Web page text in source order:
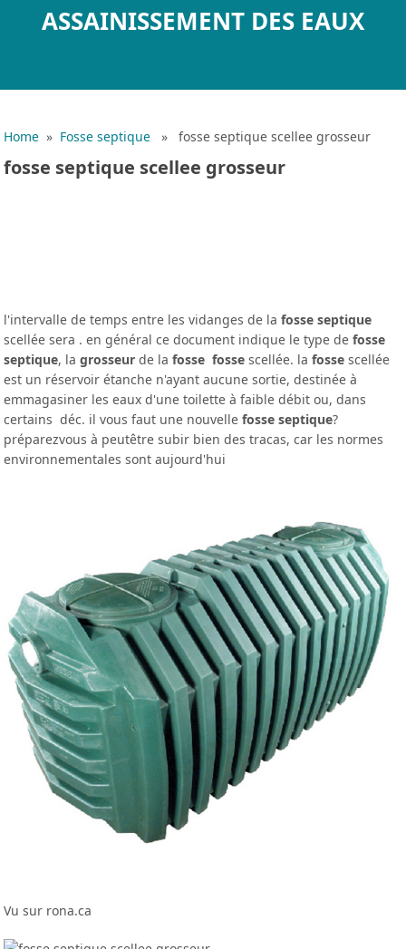
ASSAINISSEMENT DES EAUX
Home » Fosse septique » fosse septique scellee grosseur
fosse septique scellee grosseur
l'intervalle de temps entre les vidanges de lafosse septique
scellée sera . en général ce document indique le type defosse
septique, lagrosseur de lafosse fosse scellée. lafosse scellée
est un réservoir étanche n'ayant aucune sortie, destinée à
emmagasiner les eaux d'une toilette à faible débit ou, dans
certains déc. il vous faut une nouvellefosse septique?
préparezvous à peutêtre subir bien des tracas, car les normes
environnementales sont aujourd'hui
Vu sur rona.ca